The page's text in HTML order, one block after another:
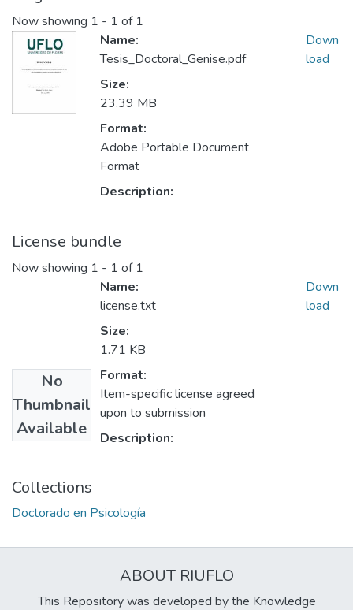
Now showing 1 - 1 of 1
Name:
Tesis_Doctoral_Genise.pdf
Size:
23.39 MB
Format:
Adobe Portable Document
Format
Description:
Down
load
License bundle
Now showing 1 - 1 of 1
No
Thumbnail
Available
Name:
license.txt
Size:
1.71 KB
Format:
Item-specific license agreed
upon to submission
Description:
Down
load
Collections
Doctorado en Psicología
ABOUT RIUFLO
This Repository was developed by the Knowledge